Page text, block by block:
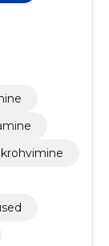
krohvimine